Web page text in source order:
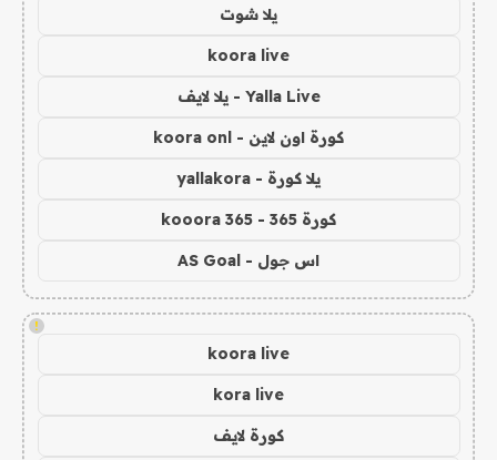
يلا شوت
koora live
Yalla Live - يلا لايف
كورة اون لاين - koora onl
يلا كورة - yallakora
كورة 365 - kooora 365
اس جول - AS Goal
!
koora live
kora live
كورة لايف